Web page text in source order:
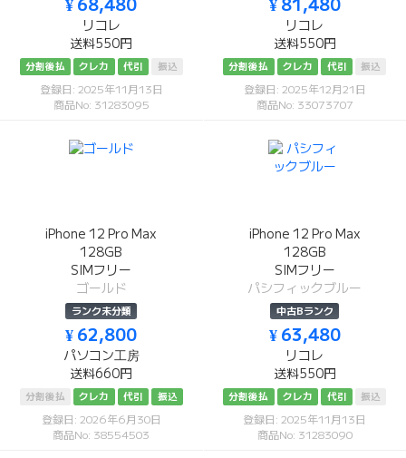
¥ 68,480
リコレ
送料550円
分割後払 クレカ 代引 振込
登録日: 2025年11月13日
商品No: 31283095
¥ 81,480
リコレ
送料550円
分割後払 クレカ 代引 振込
登録日: 2025年12月21日
商品No: 33073707
iPhone 12 Pro Max
128GB
SIMフリー
ゴールド
ランク未分類
¥ 62,800
パソコン工房
送料660円
分割後払 クレカ 代引 振込
登録日: 2026年6月30日
商品No: 38554503
iPhone 12 Pro Max
128GB
SIMフリー
パシフィックブルー
中古Bランク
¥ 63,480
リコレ
送料550円
分割後払 クレカ 代引 振込
登録日: 2025年11月13日
商品No: 31283090